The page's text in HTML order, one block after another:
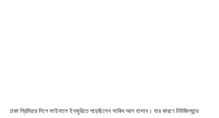
ঢাকা প্রিমিয়ার লিগে ফাইনালে ইনজুরিতে পড়েছিলেন সাকিব আল হাসান। যার কারণে নিউজিল্যান্ড